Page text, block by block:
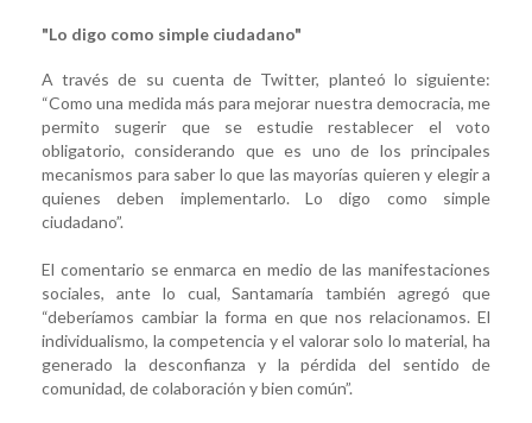
"Lo digo como simple ciudadano"
A través de su cuenta de Twitter, planteó lo siguiente:
“Como una medida más para mejorar nuestra democracia, me
permito sugerir que se estudie restablecer el voto
obligatorio, considerando que es uno de los principales
mecanismos para saber lo que las mayorías quieren y elegir a
quienes deben implementarlo. Lo digo como simple
ciudadano”.
El comentario se enmarca en medio de las manifestaciones
sociales, ante lo cual, Santamaría también agregó que
“deberíamos cambiar la forma en que nos relacionamos. El
individualismo, la competencia y el valorar solo lo material, ha
generado la desconfianza y la pérdida del sentido de
comunidad, de colaboración y bien común”.